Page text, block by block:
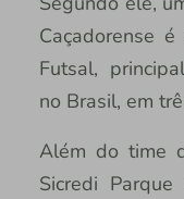
Caçadorense
Futsal,
no Brasil, em
Além do time
Sicredi